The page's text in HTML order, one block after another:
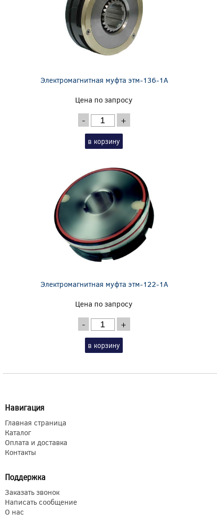
Электромагнитная муфта этм-136-1А
Цена по запросу
- +
в корзину
Электромагнитная муфта этм-122-1А
Цена по запросу
- +
в корзину
Навигация
Главная страница
Каталог
Оплата и доставка
Контакты
Поддержка
Заказать звонок
Написать сообщение
О нас